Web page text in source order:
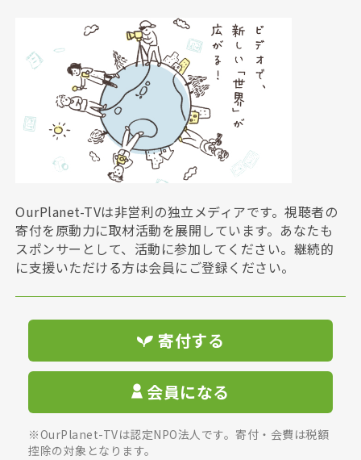
OurPlanet-TVは非営利の独立メディアです。視聴者の
寄付を原動力に取材活動を展開しています。あなたも
スポンサーとして、活動に参加してください。継続的
に支援いただける方は会員にご登録ください。
寄付する
会員になる
※OurPlanet-TVは認定NPO法人です。寄付・会費は税額
控除の対象となります。